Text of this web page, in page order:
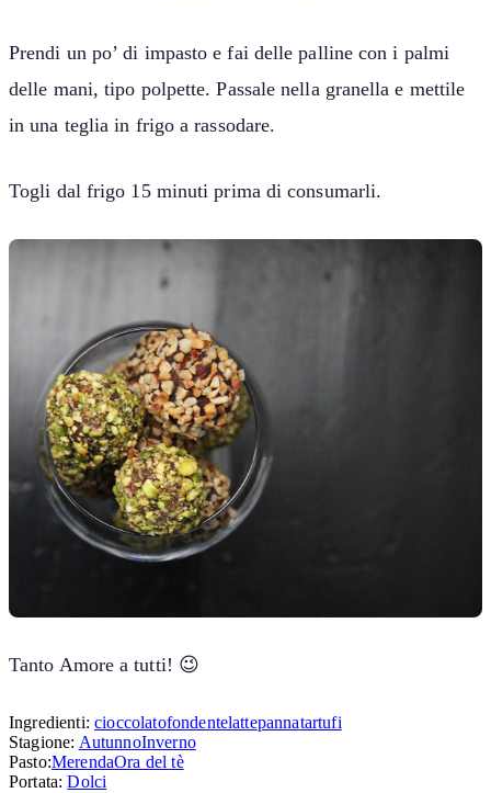
Prendi un po’ di impasto e fai delle palline con i palmi
delle mani, tipo polpette. Passale nella granella e mettile
in una teglia in frigo a rassodare.
Togli dal frigo 15 minuti prima di consumarli.
Tanto Amore a tutti! 😉
Ingredienti:cioccolatofondentelattepannatartufi
Stagione: AutunnoInverno
Pasto:MerendaOra del tè
Portata:Dolci